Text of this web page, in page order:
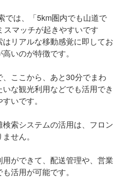
では、「5km圏内でも山道で
マッチが起きやすいです
リアルな移動感覚に即してお
いのが特徴です。
ここから、あと30分でまわ
な観光利用などでも活用でき
いです。
索システムの活用は、フロン
せん。
ができて、配送管理や、営業
活用が可能です。